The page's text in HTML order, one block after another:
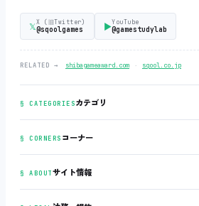
𝕏X (旧Twitter)
@sqoolgames ▶YouTube
@gamestudylab
RELATED → shibagameaward.com ‧ sqool.co.jp
§ CATEGORIESカテゴリ
§ CORNERS コーナー
§ ABOUTサイト情報